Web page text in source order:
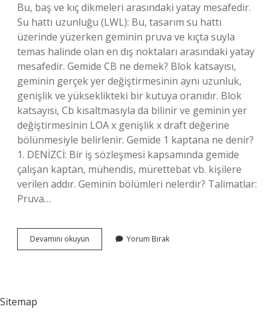
Bu, baş ve kıç dikmeleri arasındaki yatay mesafedir.
Su hattı uzunluğu (LWL): Bu, tasarım su hattı
üzerinde yüzerken geminin pruva ve kıçta suyla
temas halinde olan en dış noktaları arasındaki yatay
mesafedir. Gemide CB ne demek? Blok katsayısı,
geminin gerçek yer değiştirmesinin aynı uzunluk,
genişlik ve yükseklikteki bir kutuya oranıdır. Blok
katsayısı, Cb kısaltmasıyla da bilinir ve geminin yer
değiştirmesinin LOA x genişlik x draft değerine
bölünmesiyle belirlenir. Gemide 1 kaptana ne denir?
1. DENİZCİ: Bir iş sözleşmesi kapsamında gemide
çalışan kaptan, mühendis, mürettebat vb. kişilere
verilen addır. Geminin bölümleri nelerdir? Talimatlar:
Pruva…
Devamını okuyun Gemide
Ap
Yorum Bırak
Sitemap